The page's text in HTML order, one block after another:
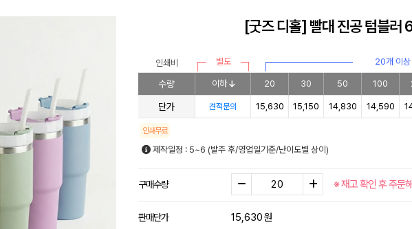
[굿즈 디홀] 빨대 진공 텀블러
인쇄비 별도 20개 이상
수량 이하 20 30 50 100
단가 견적문의 15,630 15,150 14,830 14,590
인쇄무료
제작일정 : 5~6 (발주 후/영업일기준/난이도별 상이)
구매수량 ※ 재고 확인 후 주문
판매단가 15,630원